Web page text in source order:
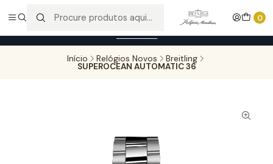
0
Entregas gratuitas para compras superiores a 100,00€ - Todas as
encomendas serão sujeitas a confirmação de stock.
Início Relógios Novos Breitling
SUPEROCEAN AUTOMATIC 36